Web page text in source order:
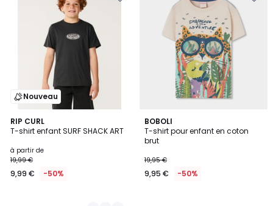
Nouveau
RIP CURL
T-shirt enfant SURF SHACK ART
à partir de
19,99 €
9,99 € -50%
3
Couleurs
BOBOLI
T-shirt pour enfant en coton
brut
19,95 €
9,95 € -50%